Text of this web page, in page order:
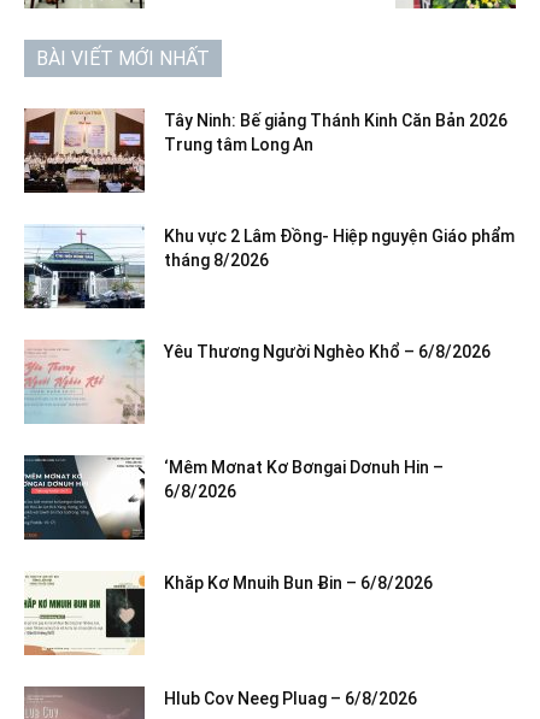
BÀI VIẾT MỚI NHẤT
Tây Ninh: Bế giảng Thánh Kinh Căn Bản 2026
Trung tâm Long An
Khu vực 2 Lâm Đồng- Hiệp nguyện Giáo phẩm
tháng 8/2026
Yêu Thương Người Nghèo Khổ – 6/8/2026
‘Mêm Mơnat Kơ Bơngai Dơnuh Hin –
6/8/2026
Khăp Kơ Mnuih Bun Ƀin – 6/8/2026
Hlub Cov Neeg Pluag – 6/8/2026